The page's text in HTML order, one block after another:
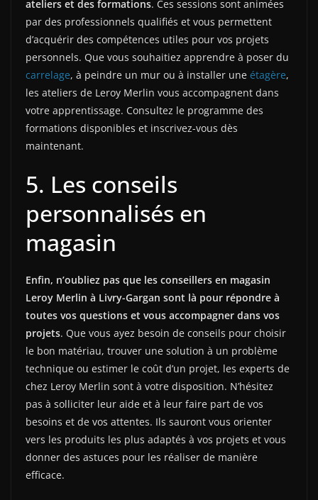
ateliers et des formations. Ces sessions sont animées
par des professionnels qualifiés et vous permettent
d’acquérir des compétences utiles pour vos projets
personnels. Que vous souhaitiez apprendre à poser du
carrelage, à peindre un mur ou à installer une étagère,
les ateliers de Leroy Merlin vous accompagnent dans
votre apprentissage. Consultez le programme des
formations disponibles et inscrivez-vous dès
maintenant.
5. Les conseils
personnalisés en
magasin
Enfin, n’oubliez pas que les conseillers en magasin
Leroy Merlin à Livry-Gargan sont là pour répondre à
toutes vos questions et vous accompagner dans vos
projets. Que vous ayez besoin de conseils pour choisir
le bon matériau, trouver une solution à un problème
technique ou estimer le coût d’un projet, les experts de
chez Leroy Merlin sont à votre disposition. N’hésitez
pas à solliciter leur aide et à leur faire part de vos
besoins et de vos attentes. Ils sauront vous orienter
vers les produits les plus adaptés à vos projets et vous
donner des astuces pour les réaliser de manière
efficace.